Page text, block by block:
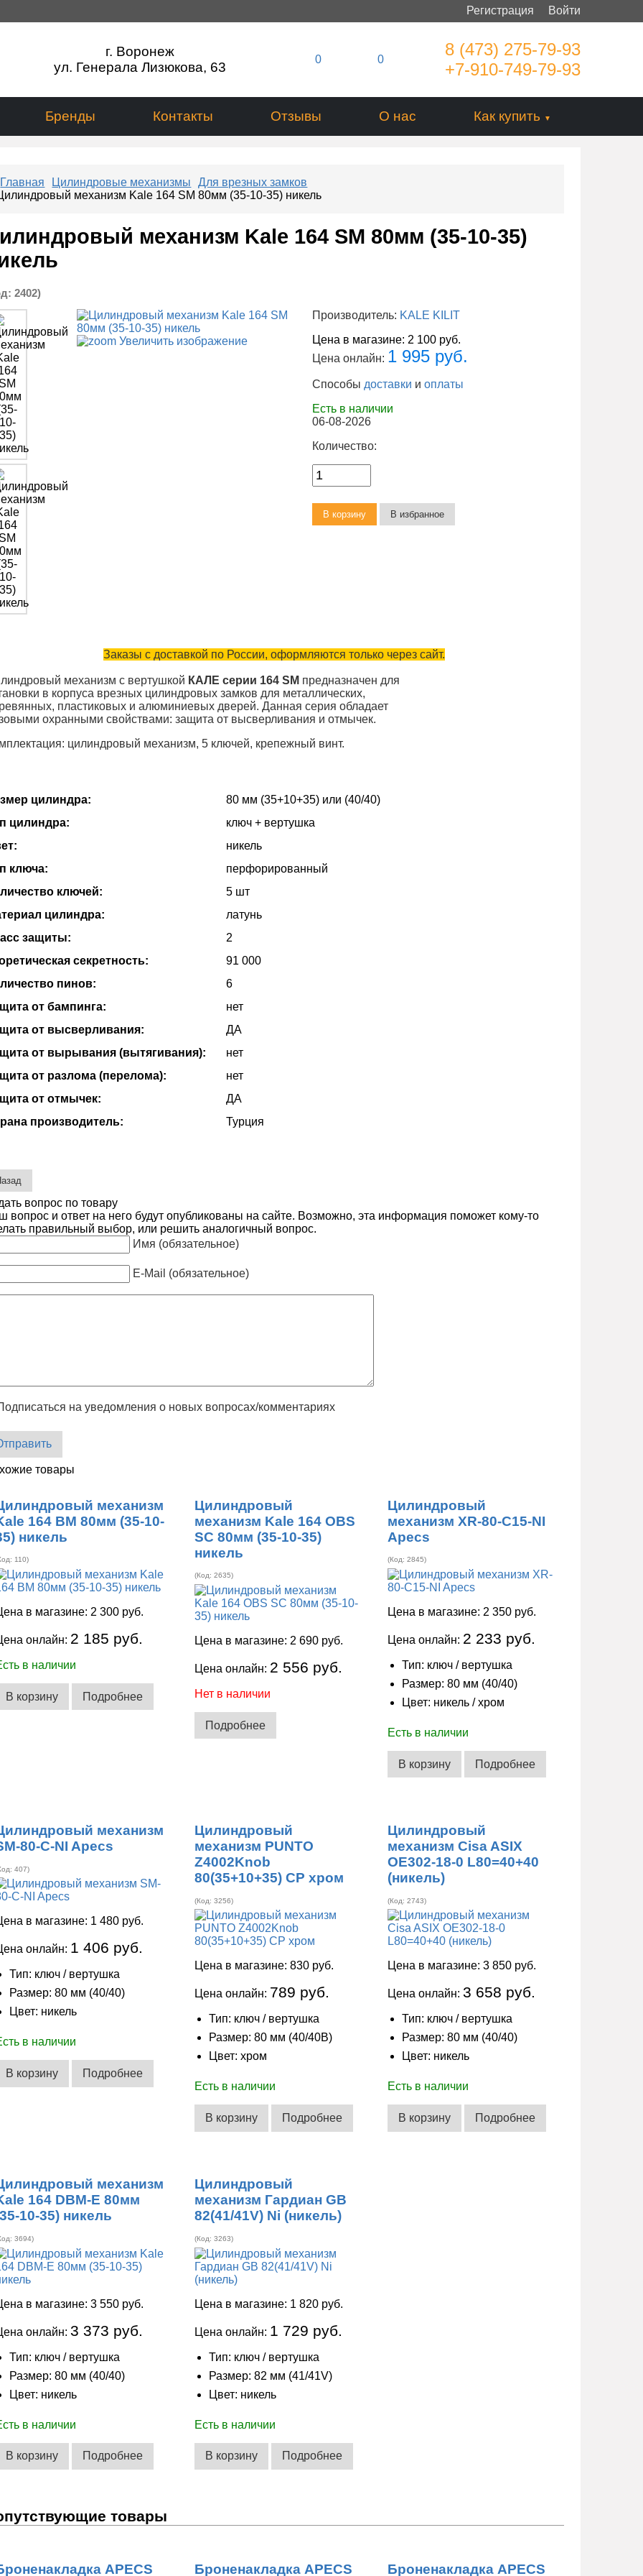
Войти
Регистрация
г. Воронеж
ул. Генерала Лизюкова, 63
0 0
8 (473) 275-79-93
+7-910-749-79-93
Бренды Контакты Отзывы О нас Как купить
Главная Цилиндровые механизмы
Для врезных замков
механизм Kale 164 SM 80мм (35-10-35) никель
механизм Kale 164 SM 80мм (35-10-35)
2402)
Увеличить изображение
Производитель: KALE KILIT
Цена в магазине: 2 100 руб.
Цена онлайн: 1 995 руб.
Способы доставки иоплаты
Есть в наличии
06-08-2026
Количество:
Заказы с доставкой по России, оформляются только через сайт.
механизм с вертушкой КАЛЕ серии 164 SM предназначен для
в корпуса врезных цилиндровых замков для металлических,
пластиковых и алюминиевых дверей. Данная серия обладает
охранными свойствами: защита от высверливания и отмычек.
цилиндровый механизм, 5 ключей, крепежный винт.
цилиндра:
80 мм (35+10+35) или (40/40)
цилиндра:
ключ + вертушка
никель
ключа:
перфорированный
ключей:
5 шт
цилиндра:
латунь
защиты:
2
секретность:
91 000
пинов:
6
от бампинга:
нет
от высверливания:
ДА
от вырывания (вытягивания):
нет
от разлома (перелома):
нет
от отмычек:
ДА
производитель:
Турция
вопрос по товару
вопрос и ответ на него будут опубликованы на сайте. Возможно, эта информация поможет кому-то
правильный выбор, или решить аналогичный вопрос.
Имя (обязательное)
E-Mail (обязательное)
на уведомления о новых вопросах/комментариях
товары
механизм
164 BM 80мм (35-10-
никель
110)
в магазине: 2 300 руб.
онлайн: 2 185 руб.
в наличии
В корзину Подробнее
Цилиндровый
механизм Kale 164 OBS
SC 80мм (35-10-35)
никель
(Код:2635)
Цена в магазине: 2 690 руб.
Цена онлайн: 2 556 руб.
Нет в наличии
Подробнее
Цилиндровый
механизм XR-80-C15-NI
Apecs
(Код:2845)
Цена в магазине: 2 350 руб.
Цена онлайн: 2 233 руб.
Тип: ключ / вертушка
Размер: 80 мм (40/40)
Цвет: никель / хром
Есть в наличии
В корзину Подробнее
механизм
80-C-NI Apecs
407)
в магазине: 1 480 руб.
онлайн: 1 406 руб.
Тип: ключ / вертушка
Размер: 80 мм (40/40)
Цвет: никель
в наличии
В корзину Подробнее
Цилиндровый
механизм PUNTO
Z4002Knob
80(35+10+35) CP хром
(Код:3256)
Цена в магазине:830 руб.
Цена онлайн: 789 руб.
Тип: ключ / вертушка
Размер: 80 мм (40/40В)
Цвет: хром
Есть в наличии
В корзину Подробнее
Цилиндровый
механизм Cisa ASIX
OE302-18-0 L80=40+40
(никель)
(Код:2743)
Цена в магазине:3 850 руб.
Цена онлайн:3 658 руб.
Тип: ключ / вертушка
Размер: 80 мм (40/40)
Цвет: никель
Есть в наличии
В корзину Подробнее
механизм
164 DBM-E 80мм
10-35) никель
3694)
в магазине: 3 550 руб.
онлайн: 3 373 руб.
Тип: ключ / вертушка
Размер: 80 мм (40/40)
Цвет: никель
в наличии
В корзину Подробнее
Цилиндровый
механизм Гардиан GB
82(41/41V) Ni (никель)
(Код:3263)
Цена в магазине: 1 820 руб.
Цена онлайн: 1 729 руб.
Тип: ключ / вертушка
Размер: 82 мм (41/41V)
Цвет: никель
Есть в наличии
В корзину Подробнее
товары
APECS Броненакладка APECS Броненакладка APECS